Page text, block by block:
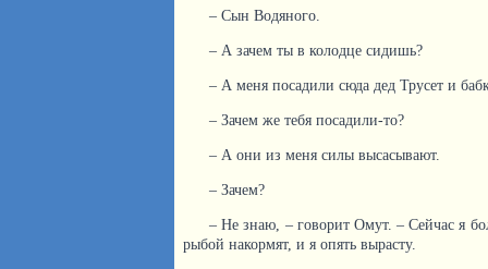
– Сын Водяного.
– А зачем ты в колодце сидишь?
– А меня посадили сюда дед Трусет и
– Зачем же тебя посадили-то?
– А они из меня силы высасывают.
– Зачем?
– Не знаю, – говорит Омут. – Сейчас я
рыбой накормят, и я опять вырасту.